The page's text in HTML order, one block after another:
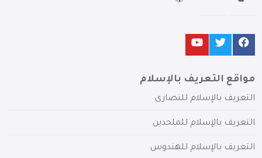
مواقع التعريف بالإسلام
التعريف بالإسلام للنصارى
التعريف بالإسلام للملحدين
التعريف بالإسلام للهندوس